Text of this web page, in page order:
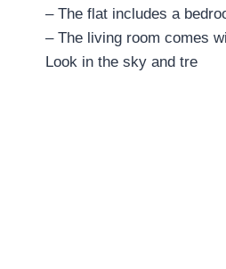
– The flat includes a
– The living room comes
Look in the sky and tre